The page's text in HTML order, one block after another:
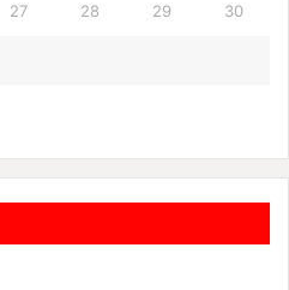
27 28 29 30